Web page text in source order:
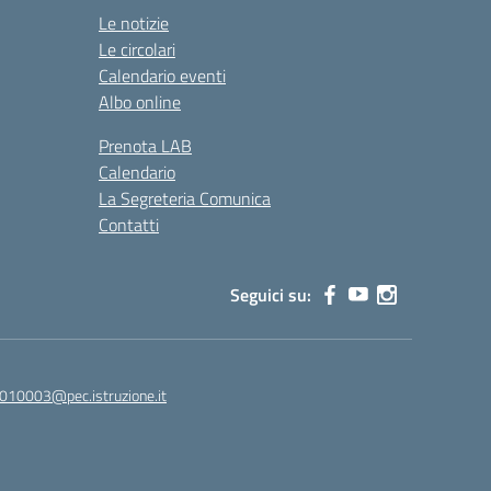
Le notizie
Le circolari
Calendario eventi
Albo online
Prenota LAB
Calendario
La Segreteria Comunica
Contatti
Seguici su: